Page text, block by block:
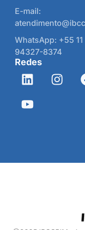
E-mail:
WhatsApp: +55 11
94327-8374
Redes